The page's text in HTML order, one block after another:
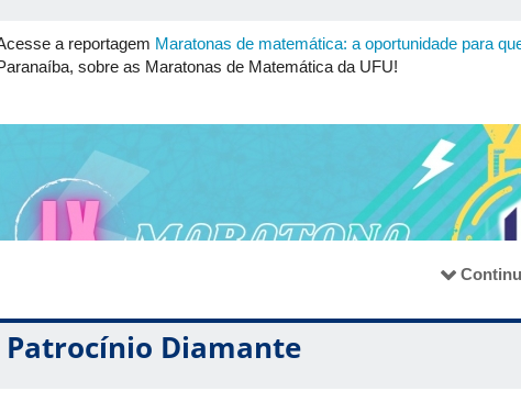
a reportagem Maratonas de matemática: a oportunidade para
sobre as Maratonas de Matemática da UFU!
Patrocínio Diamante